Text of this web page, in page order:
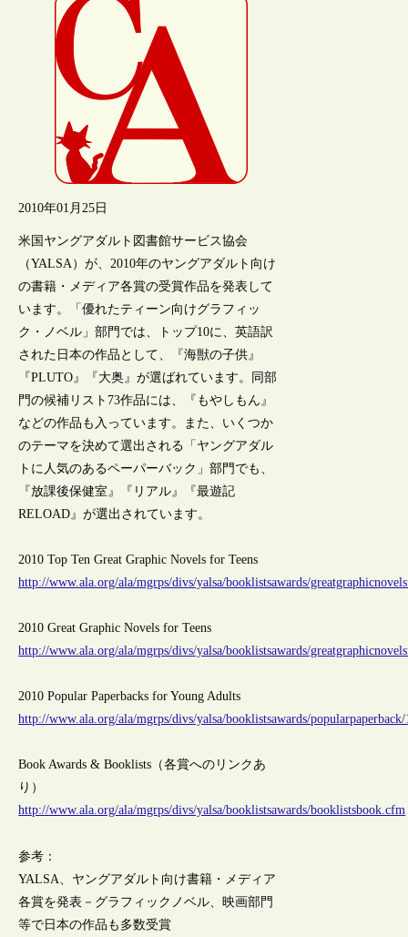
2010年01月25日
米国ヤングアダルト図書館サービス協会
（YALSA）が、2010年のヤングアダルト向け
の書籍・メディア各賞の受賞作品を発表して
います。「優れたティーン向けグラフィッ
ク・ノベル」部門では、トップ10に、英語訳
された日本の作品として、『海獣の子供』
『PLUTO』『大奥』が選ばれています。同部
門の候補リスト73作品には、『もやしもん』
などの作品も入っています。また、いくつか
のテーマを決めて選出される「ヤングアダル
トに人気のあるペーパーバック」部門でも、
『放課後保健室』『リアル』『最遊記
RELOAD』が選出されています。
2010 Top Ten Great Graphic Novels for Teens
http://www.ala.org/ala/mgrps/divs/yalsa/booklistsawards/
2010 Great Graphic Novels for Teens
http://www.ala.org/ala/mgrps/divs/yalsa/booklistsawards/
2010 Popular Paperbacks for Young Adults
http://www.ala.org/ala/mgrps/divs/yalsa/booklistsawards/
Book Awards & Booklists（各賞へのリンクあ
り）
http://www.ala.org/ala/mgrps/divs/yalsa/booklistsawards/booklistsbook.cfm
参考：
YALSA、ヤングアダルト向け書籍・メディア
各賞を発表－グラフィックノベル、映画部門
等で日本の作品も多数受賞